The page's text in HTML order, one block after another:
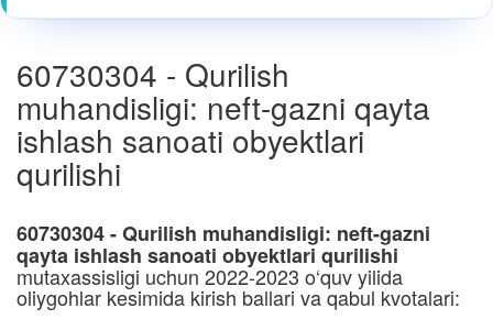
60730304 - Qurilish
muhandisligi: neft-gazni qayta
ishlash sanoati obyektlari
qurilishi
60730304 - Qurilish muhandisligi: neft-gazni
qayta ishlash sanoati obyektlari qurilishi
mutaxassisligi uchun 2022-2023 o‘quv yilida
oliygohlar kesimida kirish ballari va qabul kvotalari: